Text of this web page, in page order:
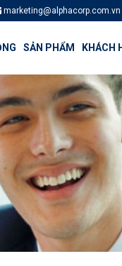
marketing@alphacorp.com.vn
SẢN PHẨM KHÁCH